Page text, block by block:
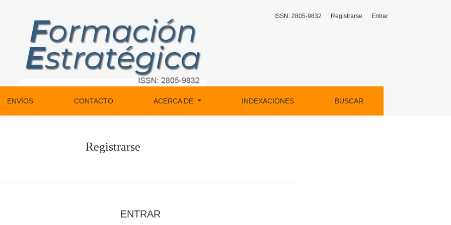
ENVÍOS CONTACTO ACERCA DE INDEXACIONES BUSCAR
ISSN: 2805-9832 Registrarse Entrar
Registrarse
ENTRAR